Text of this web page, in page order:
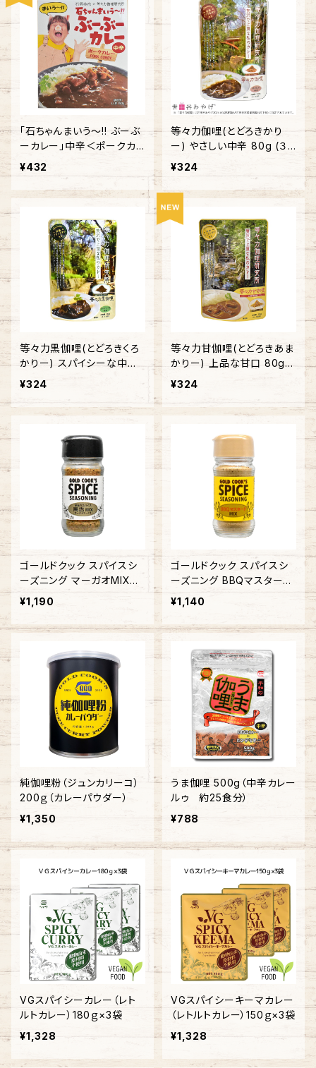
「石ちゃんまいう～!! ぶーぶ
ーカレー」中辛＜ポークカレ
ー＞
¥432
等々力伽哩(とどろきかり
ー) やさしい中辛 80g (３
～４皿分)
¥324
等々力黒伽哩(とどろきくろ
かりー) スパイシーな中辛8
0g (３～４皿分)
¥324
等々力甘伽哩(とどろきあま
かりー) 上品な甘口 80g
(３～４皿分)
¥324
ゴールドクック スパイスシ
ーズニング マーガオMIX
50ｇ
¥1,190
ゴールドクック スパイスシ
ーズニング BBQマスタード
MIX 50ｇ
¥1,140
純伽哩粉（ジュンカリーコ）
200ｇ（カレーパウダー）
¥1,350
うま伽哩 500g（中辛カレー
ルゥ 約25食分）
¥788
VGスパイシーカレー（レト
ルトカレー）180ｇ×3袋
¥1,328
VGスパイシーキーマカレー
（レトルトカレー）150ｇ×3袋
¥1,328